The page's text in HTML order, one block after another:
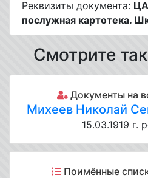
Реквизиты документа:
послужная картотека.
Смотрите
Документы на
Михеев Николай
15.03.1919 г.
Поимённые